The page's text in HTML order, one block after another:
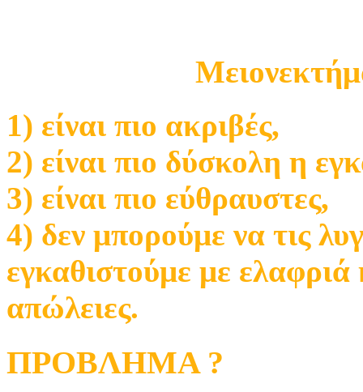
1) είναι πιο ακριβές,
2) είναι πιο δύσκολη η
3) είναι πιο εύθραυστες,
4) δεν μπορούμε να τις
εγκαθιστούμε με ελαφριά
απώλειες.
ΠΡΟΒΛΗΜΑ ?